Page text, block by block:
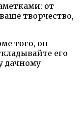
от
творчество,
того, он
его
дачному